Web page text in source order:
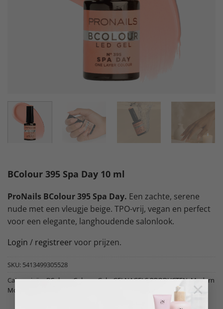
×
BColour 395 Spa Day 10 ml
ProNails BColour 395 Spa Day. Een zachte, serene
nude met een vleugje beige. TPO-vrij, vegan en perfect
voor een elegante, langhoudende salonlook.
Login / registreer voor prijzen.
SKU: 5413499305528
Categorieën:BColour,Colours Gels,GELNAGELS PRODUCTEN,Modern
Mood